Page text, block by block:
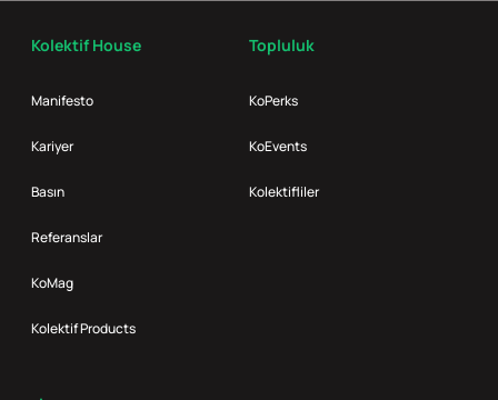
Kolektif House
Manifesto
Kariyer
Basın
Referanslar
KoMag
Kolektif Products
Topluluk
KoPerks
KoEvents
Kolektifliler